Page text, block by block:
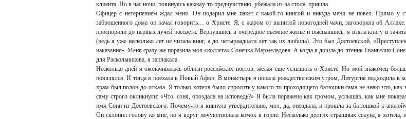
клиента. Но в час ночи, повинуясь какому-то предчувствию, убежала из-за стола, пришла.
Офицер с нетерпением ждал меня. Он подарил мне пакет с какой-то книгой и никуда меня не повел. Прямо у
заброшенного дома он начал говорить… о Христе. Я, с жаром от выпитой новогодней чачи, заговорила об
проспорили до первых лучей рассвета. Вернувшись в очередное съемное жилье и выспавшись, я взяла книгу и
(ведь я уже несколько лет не читала книг, а до четырнадцати лет так их любила). Это был Достоевский,
наказание». Меня сразу же поразила моя «коллега» Сонечка Мармеладова. А когда я дошла до чтения Евангелия
для Раскольникова, я заплакала.
Несколько дней я околачивалась вблизи российских постов, желая еще услышать о Христе. Но мой знакомец
появлялся. И тогда я поехала в Новый Афон. В монастырь я попала рождественским утром, Литургия подходила к
храм был полон до отказа. Я только хотела было спросить у какого-то проходящего батюшки сама не знаю что, как
саму строго окликнули: «Что, соня, опоздала на исповедь?» Я была поражена как громом, услышав, как мне
имя Сони из Достоевского. Почему-то я кивнула утвердительно, мол, да, опоздала, и прошла за батюшкой к
Он склонил голову ко мне, но я вдруг почувствовала комок в горле. Несколько долгих страшных секунд я хотела,